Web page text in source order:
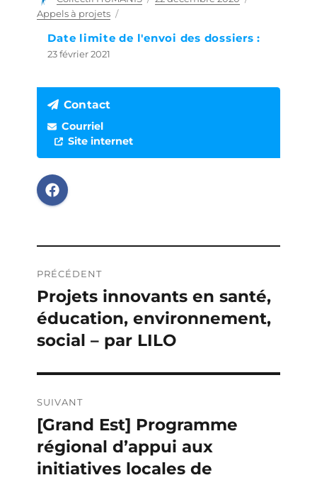
Appels à projets
Date limite de l'envoi des dossiers :
23 février 2021
Contact
Courriel
Site internet
de
l’article
PRÉCÉDENT
Publication
précédente :
Projets innovants en santé,
éducation, environnement,
social – par LILO
SUIVANT
Publication
suivante :
[Grand Est] Programme
régional d’appui aux
initiatives locales de